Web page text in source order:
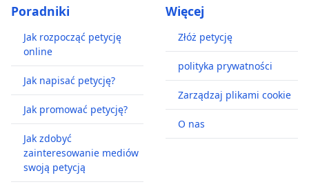
Poradniki
Jak rozpocząć petycję
online
Jak napisać petycję?
Jak promować petycję?
Jak zdobyć
zainteresowanie mediów
swoją petycją
Więcej
Złóż petycję
polityka prywatności
Zarządzaj plikami cookie
O nas